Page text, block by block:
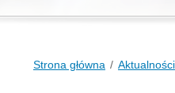
Strona główna Aktualności